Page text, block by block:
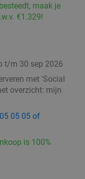
maak je
€1.329!
t/m 30 sep 2026
met 'Social
overzicht: mijn
05 05 of
is 100%